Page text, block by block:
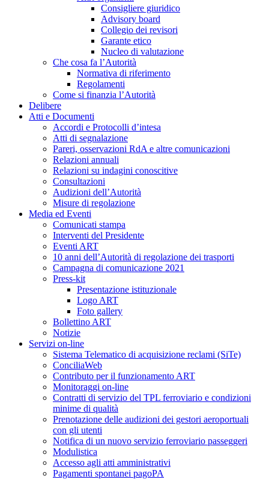
Consigliere giuridico
Advisory board
Collegio dei revisori
Garante etico
Nucleo di valutazione
Che cosa fa l’Autorità
Normativa di riferimento
Regolamenti
Come si finanzia l’Autorità
Delibere
Atti e Documenti
Accordi e Protocolli d’intesa
Atti di segnalazione
Pareri, osservazioni RdA e altre comunicazioni
Relazioni annuali
Relazioni su indagini conoscitive
Consultazioni
Audizioni dell’Autorità
Misure di regolazione
Media ed Eventi
Comunicati stampa
Interventi del Presidente
Eventi ART
10 anni dell’Autorità di regolazione dei trasporti
Campagna di comunicazione 2021
Press-kit
Presentazione istituzionale
Logo ART
Foto gallery
Bollettino ART
Notizie
Servizi on-line
Sistema Telematico di acquisizione reclami (SiTe)
ConciliaWeb
Contributo per il funzionamento ART
Monitoraggi on-line
Contratti di servizio del TPL ferroviario e condizioni
minime di qualità
Prenotazione delle audizioni dei gestori aeroportuali
con gli utenti
Notifica di un nuovo servizio ferroviario passeggeri
Modulistica
Accesso agli atti amministrativi
Pagamenti spontanei pagoPA